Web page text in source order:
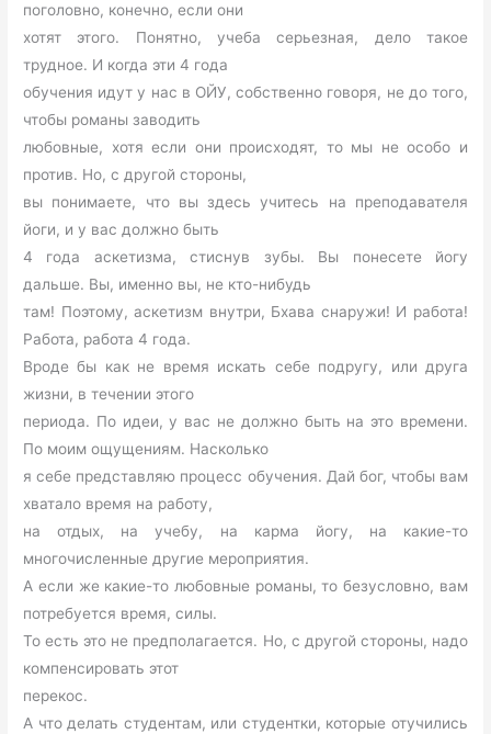
поголовно, конечно, если они
хотят этого. Понятно, учеба серьезная, дело такое
трудное. И когда эти 4 года
обучения идут у нас в ОЙУ, собственно говоря, не до того,
чтобы романы заводить
любовные, хотя если они происходят, то мы не особо и
против. Но, с другой стороны,
вы понимаете, что вы здесь учитесь на преподавателя
йоги, и у вас должно быть
4 года аскетизма, стиснув зубы. Вы понесете йогу
дальше. Вы, именно вы, не кто-нибудь
там! Поэтому, аскетизм внутри, Бхава снаружи! И работа!
Работа, работа 4 года.
Вроде бы как не время искать себе подругу, или друга
жизни, в течении этого
периода. По идеи, у вас не должно быть на это времени.
По моим ощущениям. Насколько
я себе представляю процесс обучения. Дай бог, чтобы вам
хватало время на работу,
на отдых, на учебу, на карма йогу, на какие-то
многочисленные другие мероприятия.
А если же какие-то любовные романы, то безусловно, вам
потребуется время, силы.
То есть это не предполагается. Но, с другой стороны, надо
компенсировать этот
перекос.
А что делать студентам, или студентки, которые отучились